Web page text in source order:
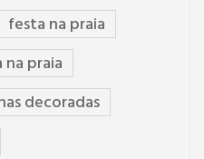
festa na praia
na praia
decoradas